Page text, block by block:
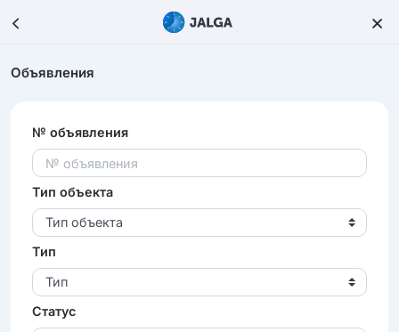
Объявления
№ объявления
Тип объекта
Тип объекта
Тип
Тип
Статус